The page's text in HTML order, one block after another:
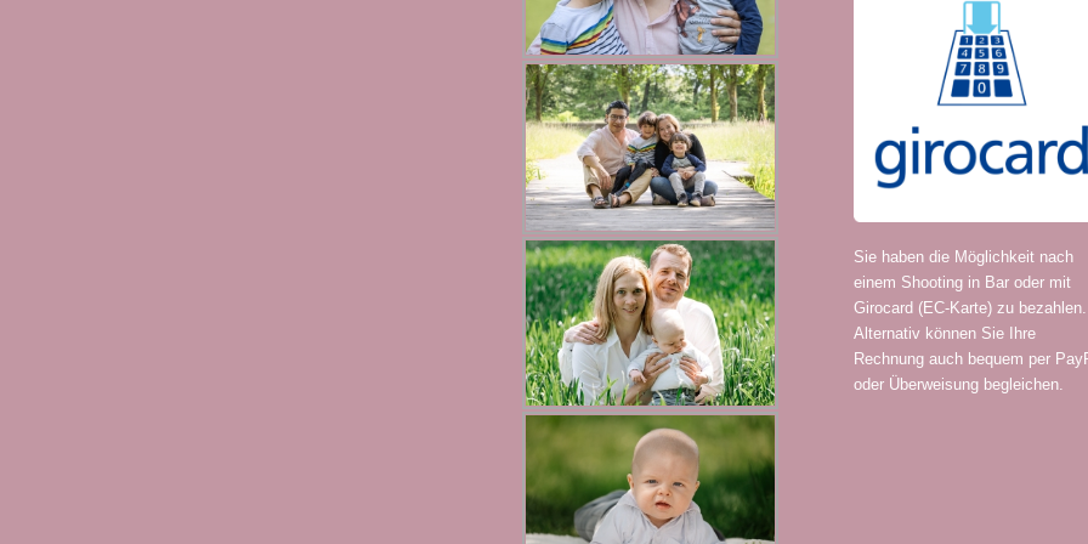
Sie haben die Möglichkeit nach
einem Shooting in Bar oder mit
Girocard (EC-Karte) zu bezahlen.
Alternativ können Sie Ihre
Rechnung auch bequem per
oder Überweisung begleichen.